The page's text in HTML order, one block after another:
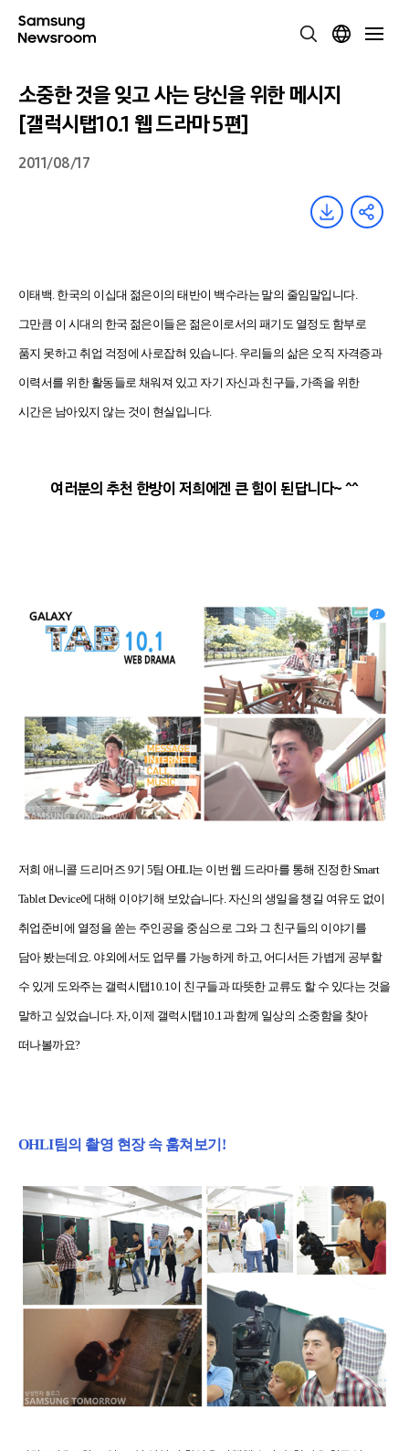
소중한 것을 잊고 사는 당신을 위한 메시지
[갤럭시탭10.1 웹 드라마 5편]
2011/08/17
이태백. 한국의 이십대 젊은이의 태반이 백수라는 말의 줄임말입니다.
그만큼 이 시대의 한국 젊은이들은 젊은이로서의 패기도 열정도 함부로
품지 못하고 취업 걱정에 사로잡혀 있습니다. 우리들의 삶은 오직 자격증과
이력서를 위한 활동들로 채워져 있고 자기 자신과 친구들, 가족을 위한
시간은 남아있지 않는 것이 현실입니다.
여러분의 추천 한방이 저희에겐 큰 힘이 된답니다~ ^^
저희 애니콜 드리머즈 9기 5팀 OHLI는 이번 웹 드라마를 통해 진정한 Smart
Tablet Device에 대해 이야기해 보았습니다. 자신의 생일을 챙길 여유도 없이
취업준비에 열정을 쏟는 주인공을 중심으로 그와 그 친구들의 이야기를
담아 봤는데요. 야외에서도 업무를 가능하게 하고, 어디서든 가볍게 공부할
수 있게 도와주는 갤럭시탭10.1이 친구들과 따뜻한 교류도 할 수 있다는 것을
말하고 싶었습니다. 자, 이제 갤럭시탭10.1과 함께 일상의 소중함을 찾아
떠나볼까요?
OHLI팀의 촬영 현장 속 훔쳐보기!